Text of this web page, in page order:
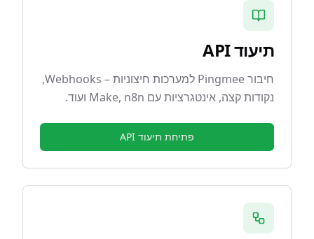
תיעוד API
חיבור Pingmee למערכות חיצוניות – Webhooks,
נקודות קצה, אינטגרציות עם Make, n8n ועוד.
פתיחת תיעוד API